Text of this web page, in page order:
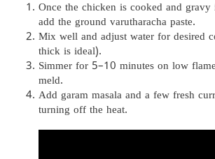
Once the chicken is cooked and
add the ground varutharacha paste.
Mix well and adjust water for desired
thick is ideal).
Simmer for 5–10 minutes on low
meld.
Add garam masala and a few fresh
turning off the heat.